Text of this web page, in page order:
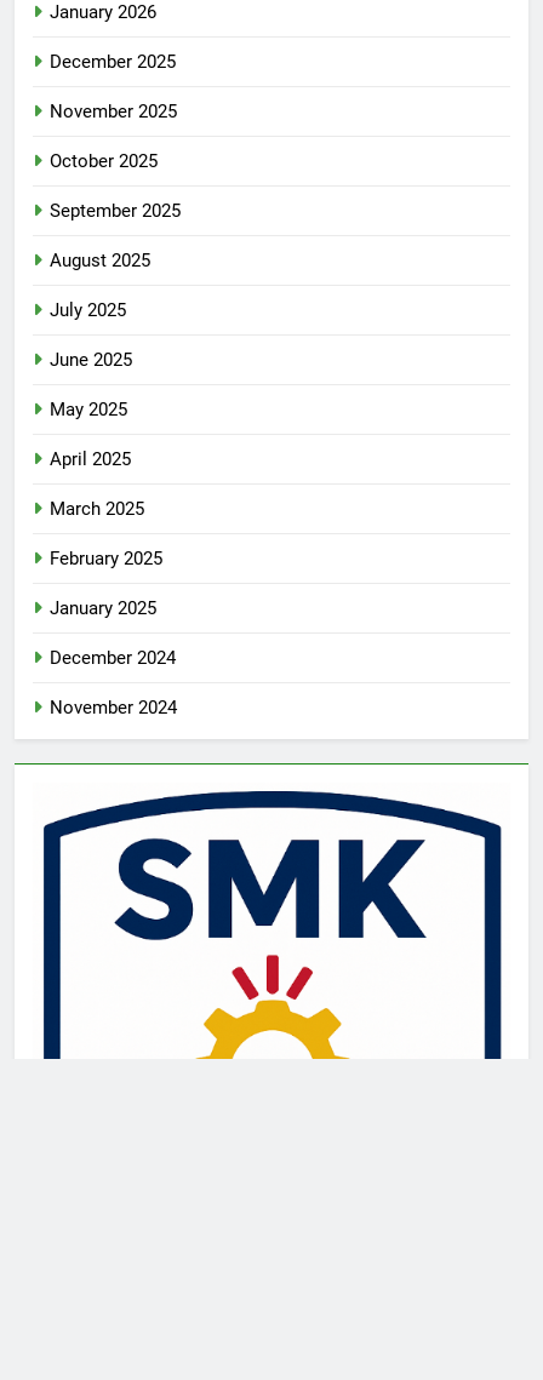
January 2026
December 2025
November 2025
October 2025
September 2025
August 2025
July 2025
June 2025
May 2025
April 2025
March 2025
February 2025
January 2025
December 2024
November 2024